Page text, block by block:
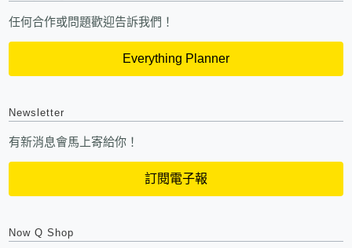
任何合作或問題歡迎告訴我們！
Everything Planner
Newsletter
有新消息會馬上寄給你！
訂閱電子報
Now Q Shop